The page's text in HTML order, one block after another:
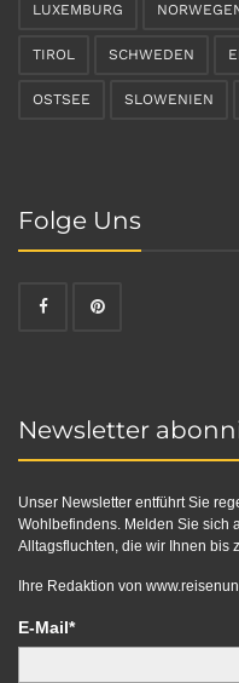
LUXEMBURG
TIROL SCHWEDEN
OSTSEE SLOWENIEN
Folge Uns
Newsletter
Unser Newsletter entführt Sie
Wohlbefindens. Melden Sie sich
Alltagsfluchten, die wir Ihnen bis
Ihre Redaktion von
E-Mail*